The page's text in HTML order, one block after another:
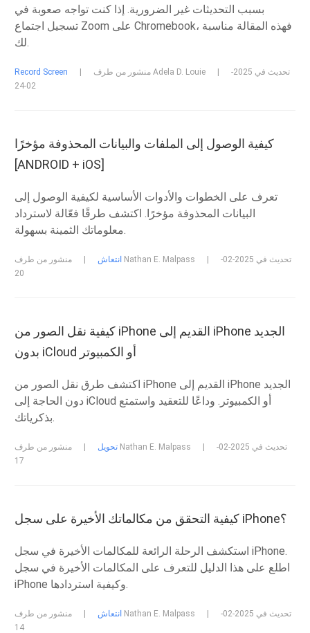
بسبب التحديثات غير الضرورية. إذا كنت تواجه صعوبة في
تسجيل اجتماع Zoom على Chromebook، فهذه المقالة مناسبة
لك.
Record Screen منشور من طرف Adela D. Louie
تحديث في 2025-
02-24
كيفية الوصول إلى الملفات والبيانات المحذوفة مؤخرًا
[ANDROID + iOS]
تعرف على الخطوات والأدوات الأساسية لكيفية الوصول إلى
البيانات المحذوفة مؤخرًا. اكتشف طرقًا فعّالة لاسترداد
معلوماتك الثمينة بسهولة.
انتعاش منشور من طرف Nathan E. Malpass
تحديث في 2025-02-
20
كيفية نقل الصور من iPhone القديم إلى iPhone الجديد
بدون iCloud أو الكمبيوتر
اكتشف طرق نقل الصور من iPhone القديم إلى iPhone الجديد
دون الحاجة إلى iCloud أو الكمبيوتر. وداعًا للتعقيد واستمتع
بذكرياتك.
تحويل منشور من طرف Nathan E. Malpass
تحديث في 2025-02-
17
كيفية التحقق من مكالماتك الأخيرة على سجل iPhone؟
استكشف الرحلة الرائعة للمكالمات الأخيرة في سجل iPhone.
اطلع على هذا الدليل للتعرف على المكالمات الأخيرة في سجل
iPhone وكيفية استردادها.
انتعاش منشور من طرف Nathan E. Malpass
تحديث في 2025-02-
14